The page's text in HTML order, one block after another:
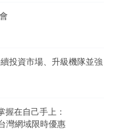
投資市場、升級機隊並強
在自己手上：
灣網域限時優惠